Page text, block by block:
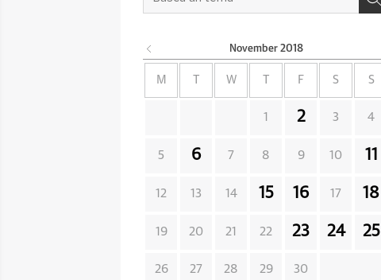
November 2018
M W F S S
1 2 3 4
5 6 7 8 9 10 11
12 13 14 15 16 17 18
19 20 21 22 23 24 25
26 27 28 29 30